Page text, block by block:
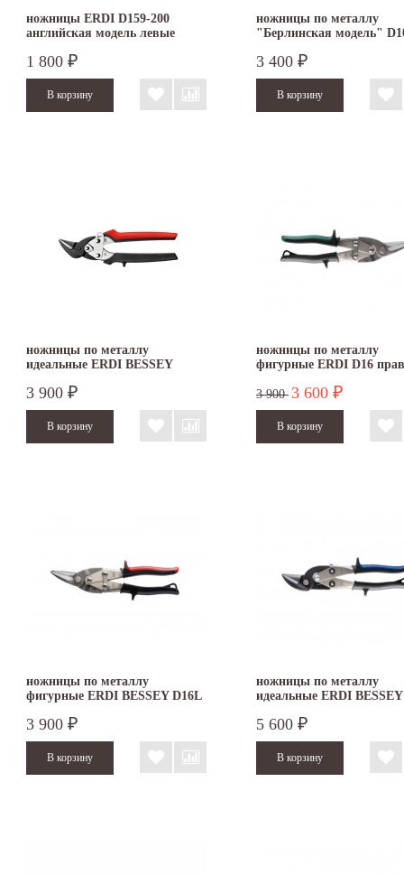
ножницы ERDI D159-200
английская модель левые
1 800 ₽
ножницы по металлу
"Берлинская модель"
3 400 ₽
ножницы по металлу
идеальные ERDI BESSEY
3 900 ₽
ножницы по металлу
фигурные ERDI D16
3 900 3 600 ₽
ножницы по металлу
фигурные ERDI BESSEY D16L
3 900 ₽
ножницы по металлу
идеальные ERDI
5 600 ₽